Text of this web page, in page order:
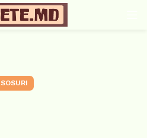
SOSURI